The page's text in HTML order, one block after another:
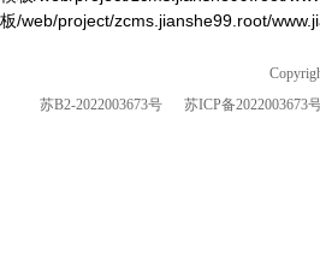
板/web/project/zcms.jianshe99.root/
苏B2-2022003673号 苏ICP备2022003673